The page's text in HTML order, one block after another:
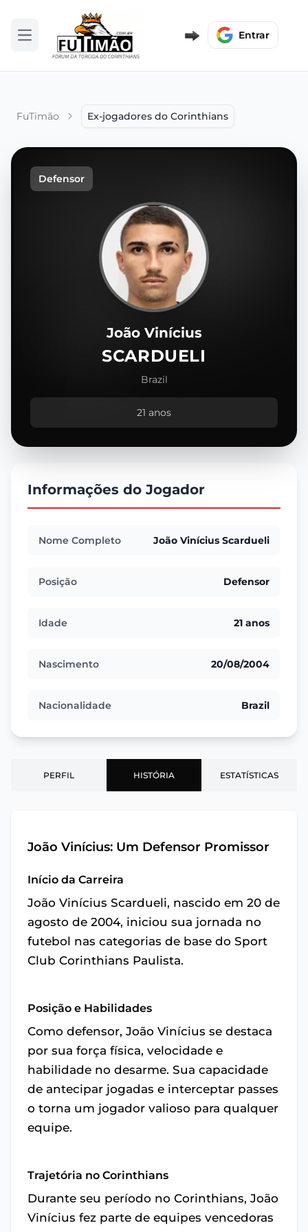
Abrir menu Entrar
FuTimão Ex-jogadores do Corinthians
Defensor
João Vinícius
SCARDUELI
Brazil
21 anos
Informações do Jogador
Nome Completo João Vinícius Scardueli
Posição Defensor
Idade 21 anos
Nascimento 20/08/2004
Nacionalidade Brazil
PERFIL HISTÓRIA ESTATÍSTICAS
João Vinícius: Um Defensor Promissor
Início da Carreira
João Vinícius Scardueli, nascido em 20 de
agosto de 2004, iniciou sua jornada no
futebol nas categorias de base do Sport
Club Corinthians Paulista.
Posição e Habilidades
Como defensor, João Vinícius se destaca
por sua força física, velocidade e
habilidade no desarme. Sua capacidade
de antecipar jogadas e interceptar passes
o torna um jogador valioso para qualquer
equipe.
Trajetória no Corinthians
Durante seu período no Corinthians, João
Vinícius fez parte de equipes vencedoras